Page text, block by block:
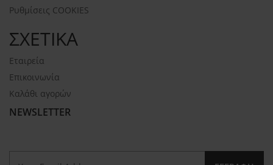
Ρυθμίσεις COOKIES
ΣΧΕΤΙΚΑ
Εταιρεία
Επικοινωνία
Καλάθι αγορών
NEWSLETTER